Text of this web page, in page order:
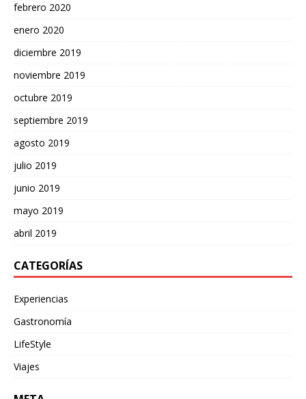
febrero 2020
enero 2020
diciembre 2019
noviembre 2019
octubre 2019
septiembre 2019
agosto 2019
julio 2019
junio 2019
mayo 2019
abril 2019
CATEGORÍAS
Experiencias
Gastronomía
LifeStyle
Viajes